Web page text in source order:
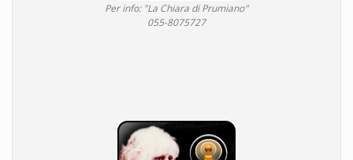
Per info: "La Chiara di Prumiano"
055-8075727